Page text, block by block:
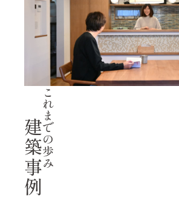
建築事例これまでの歩み